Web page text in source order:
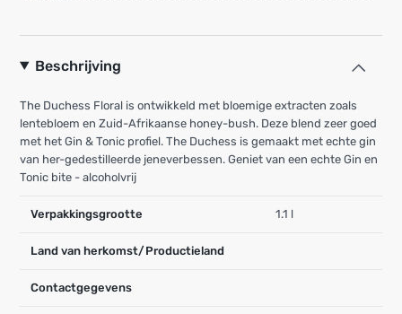
Beschrijving
The Duchess Floral is ontwikkeld met bloemige extracten zoals
lentebloem en Zuid-Afrikaanse honey-bush. Deze blend zeer goed
met het Gin & Tonic profiel. The Duchess is gemaakt met echte gin
van her-gedestilleerde jeneverbessen. Geniet van een echte Gin en
Tonic bite - alcoholvrij
Verpakkingsgrootte 1.1 l
Land van herkomst/Productieland
Contactgegevens